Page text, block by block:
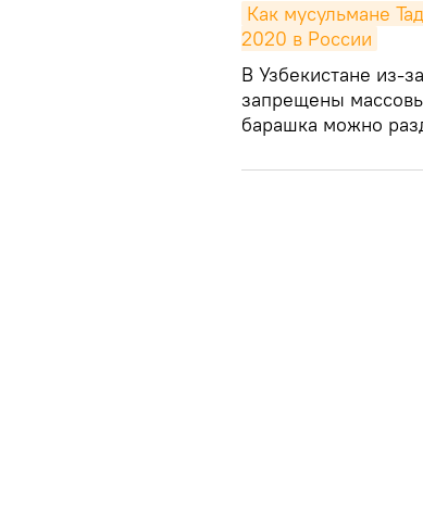
Как мусульмане
2020 в России
В Узбекистане из-
запрещены
барашка можно